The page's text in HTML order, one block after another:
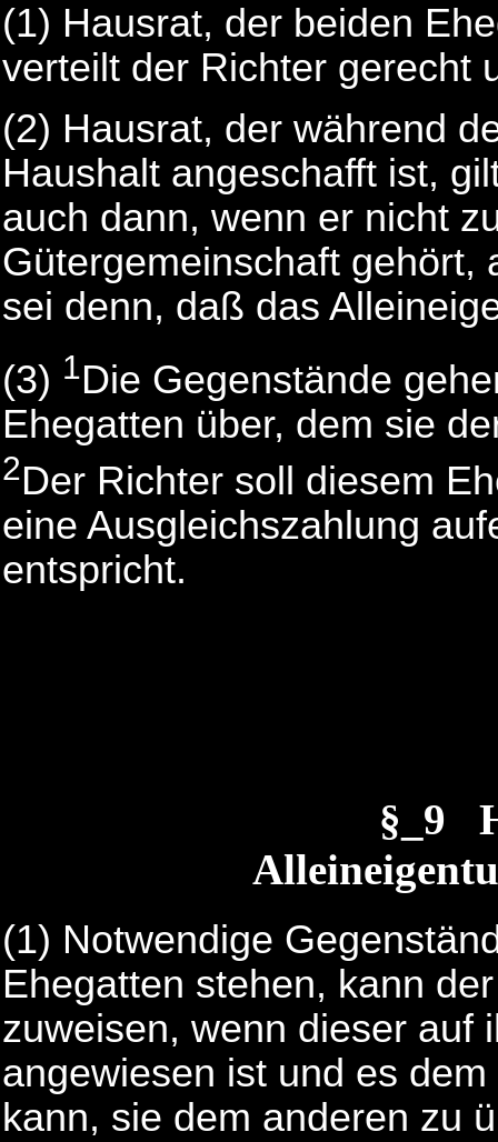
(1) Hausrat, der beiden
verteilt der Richter gerecht
(2) Hausrat, der während
Haushalt angeschafft ist,
auch dann, wenn er nicht
Gütergemeinschaft gehört,
sei denn, daß das
(3) 1Die Gegenstände
Ehegatten über, dem sie
2Der Richter soll diesem
eine Ausgleichszahlung
entspricht.
§_9
(1) Notwendige
Ehegatten stehen, kann
zuweisen, wenn dieser auf
angewiesen ist und es
kann, sie dem anderen zu